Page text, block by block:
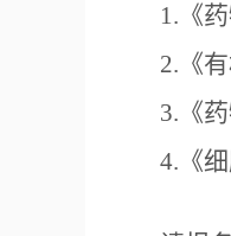
1. 《
2. 《
3. 《
4. 《